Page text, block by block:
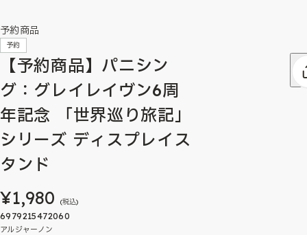
予約商品
予約
【予約商品】パニシン
グ：グレイレイヴン6周
年記念 「世界巡り旅記」
シリーズ ディスプレイス
タンド
¥1,980 (税込)
6979215472060
アルジャーノン